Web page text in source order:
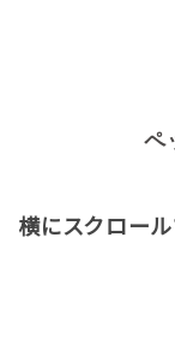
ペ
横にスクロー